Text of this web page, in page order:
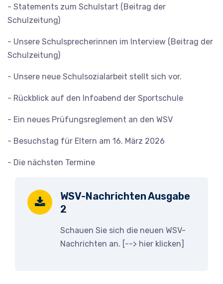
- Statements zum Schulstart (Beitrag der
Schulzeitung)
- Unsere Schulsprecherinnen im Interview (Beitrag der
Schulzeitung)
- Unsere neue Schulsozialarbeit stellt sich vor.
- Rückblick auf den Infoabend der Sportschule
- Ein neues Prüfungsreglement an den WSV
- Besuchstag für Eltern am 16. März 2026
- Die nächsten Termine
WSV-Nachrichten Ausgabe
2
Schauen Sie sich die neuen WSV-
Nachrichten an. [--> hier klicken